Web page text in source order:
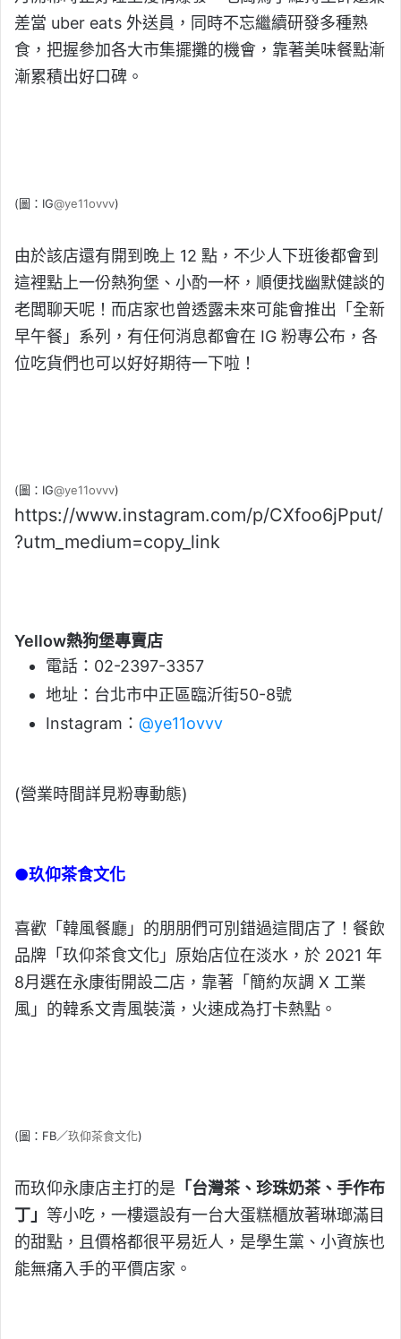
差當 uber eats 外送員，同時不忘繼續研發多種熟
食，把握參加各大市集擺攤的機會，靠著美味餐點漸
漸累積出好口碑。
(圖：IG@ye11ovvv)
由於該店還有開到晚上 12 點，不少人下班後都會到
這裡點上一份熱狗堡、小酌一杯，順便找幽默健談的
老闆聊天呢！而店家也曾透露未來可能會推出「全新
早午餐」系列，有任何消息都會在 IG 粉專公布，各
位吃貨們也可以好好期待一下啦！
(圖：IG@ye11ovvv)
https://www.instagram.com/p/CXfoo6jPput/
?utm_medium=copy_link
Yellow熱狗堡專賣店
電話：02-2397-3357
地址：台北市中正區臨沂街50-8號
Instagram： @ye11ovvv
(營業時間詳見粉專動態)
●玖仰茶食文化
喜歡「韓風餐廳」的朋朋們可別錯過這間店了！餐飲
品牌「玖仰茶食文化」原始店位在淡水，於 2021 年
8月選在永康街開設二店，靠著「簡約灰調 X 工業
風」的韓系文青風裝潢，火速成為打卡熱點。
(圖：FB／玖仰茶食文化)
而玖仰永康店主打的是 「台灣茶、珍珠奶茶、手作布
丁」 等小吃，一樓還設有一台大蛋糕櫃放著琳瑯滿目
的甜點，且價格都很平易近人，是學生黨、小資族也
能無痛入手的平價店家。